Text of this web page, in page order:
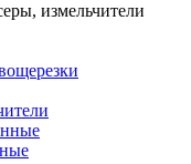
измельчители